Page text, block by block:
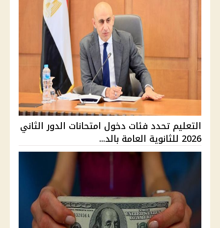
التعليم تحدد فئات دخول امتحانات الدور الثاني
2026 للثانوية العامة بالد...